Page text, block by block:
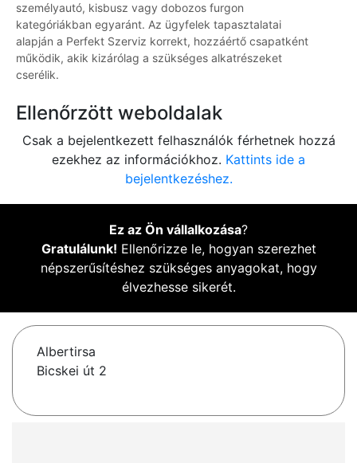
személyautó, kisbusz vagy dobozos furgon
kategóriákban egyaránt. Az ügyfelek tapasztalatai
alapján a Perfekt Szerviz korrekt, hozzáértő csapatként
működik, akik kizárólag a szükséges alkatrészeket
cserélik.
Ellenőrzött weboldalak
Csak a bejelentkezett felhasználók férhetnek hozzá
ezekhez az információkhoz. Kattints ide a
bejelentkezéshez.
Ez az Ön vállalkozása?
Gratulálunk! Ellenőrizze le, hogyan szerezhet
népszerűsítéshez szükséges anyagokat, hogy
élvezhesse sikerét.
Albertirsa
Bicskei út 2